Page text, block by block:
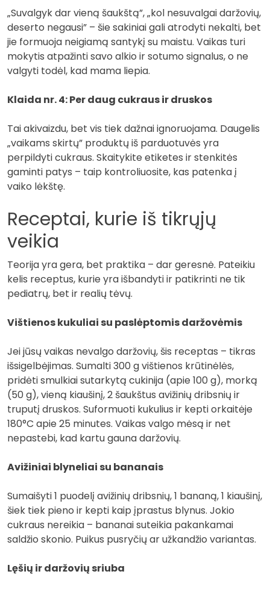
„Suvalgyk dar vieną šaukštą”, „kol nesuvalgai daržovių,
deserto negausi” – šie sakiniai gali atrodyti nekalti, bet
jie formuoja neigiamą santykį su maistu. Vaikas turi
mokytis atpažinti savo alkio ir sotumo signalus, o ne
valgyti todėl, kad mama liepia.
Klaida nr. 4: Per daug cukraus ir druskos
Tai akivaizdu, bet vis tiek dažnai ignoruojama. Daugelis
„vaikams skirtų” produktų iš parduotuvės yra
perpildyti cukraus. Skaitykite etiketes ir stenkitės
gaminti patys – taip kontroliuosite, kas patenka į
vaiko lėkštę.
Receptai, kurie iš tikrųjų
veikia
Teorija yra gera, bet praktika – dar geresnė. Pateikiu
kelis receptus, kurie yra išbandyti ir patikrinti ne tik
pediatrų, bet ir realių tėvų.
Vištienos kukuliai su paslėptomis daržovėmis
Jei jūsų vaikas nevalgo daržovių, šis receptas – tikras
išsigelbėjimas. Sumalti 300 g vištienos krūtinėlės,
pridėti smulkiai sutarkytą cukinija (apie 100 g), morką
(50 g), vieną kiaušinį, 2 šaukštus avižinių dribsnių ir
truputį druskos. Suformuoti kukulius ir kepti orkaitėje
180°C apie 25 minutes. Vaikas valgo mėsą ir net
nepastebi, kad kartu gauna daržovių.
Avižiniai blyneliai su bananais
Sumaišyti 1 puodelį avižinių dribsnių, 1 bananą, 1 kiaušinį,
šiek tiek pieno ir kepti kaip įprastus blynus. Jokio
cukraus nereikia – bananai suteikia pakankamai
saldžio skonio. Puikus pusryčių ar užkandžio variantas.
Lęšių ir daržovių sriuba